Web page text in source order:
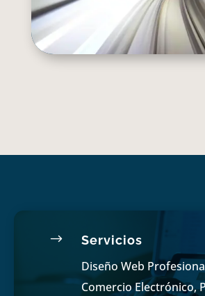
$ Servicios
Diseño Web
Comercio Electrónico,